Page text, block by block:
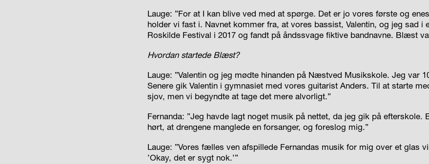
Lauge: ”For at I kan blive ved med at spørge. Det er jo vores første og
holder vi fast i. Navnet kommer fra, at vores bassist, Valentin, og jeg sad i
Roskilde Festival i 2017 og fandt på åndssvage fiktive bandnavne. Blæst
Hvordan startede Blæst?
Lauge: ”Valentin og jeg mødte hinanden på Næstved Musikskole. Jeg var
Senere gik Valentin i gymnasiet med vores guitarist Anders. Til at starte
sjov, men vi begyndte at tage det mere alvorligt.”
Fernanda: ”Jeg havde lagt noget musik på nettet, da jeg gik på efterskole.
hørt, at drengene manglede en forsanger, og foreslog mig.”
Lauge: ”Vores fælles ven afspillede Fernandas musik for mig over et glas
’Okay, det er sygt nok.’”